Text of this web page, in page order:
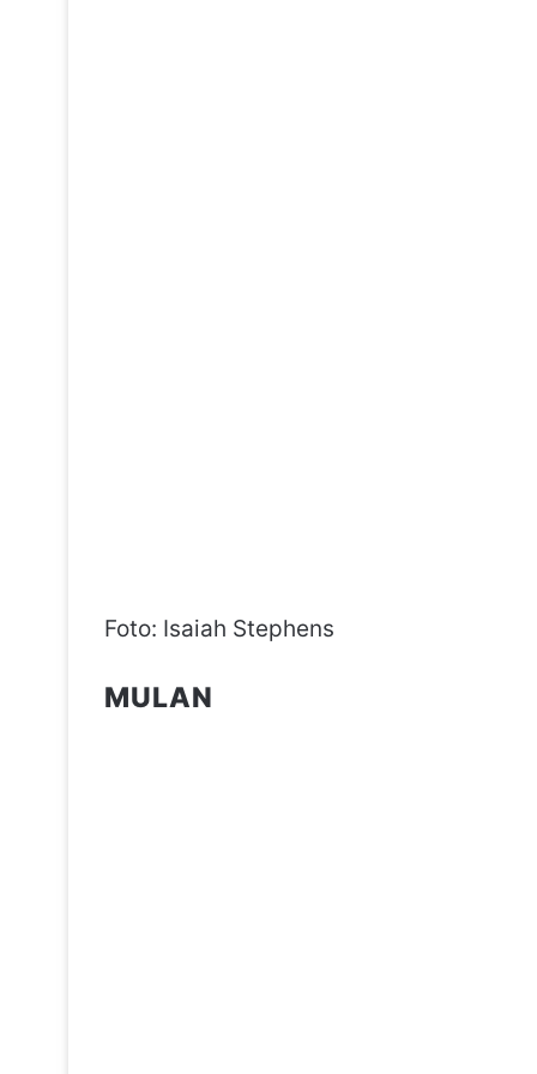
Foto: Isaiah Stephens
MULAN